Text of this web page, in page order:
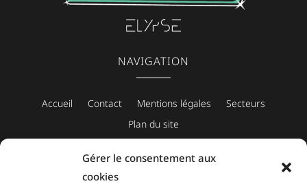
Gérer le consentement aux
cookies
NAVIGATION
Accueil Contact Mentions légales
Secteurs
Plan du site